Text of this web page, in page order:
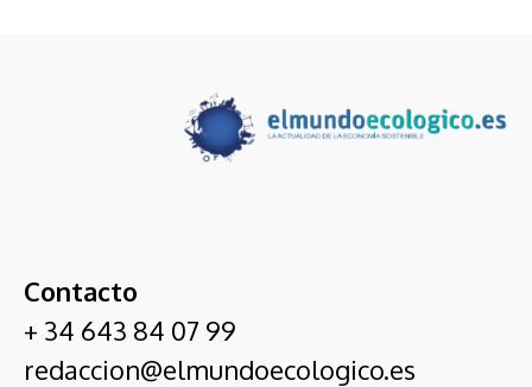
Contacto
+ 34 643 84 07 99
redaccion@elmundoecologico.es